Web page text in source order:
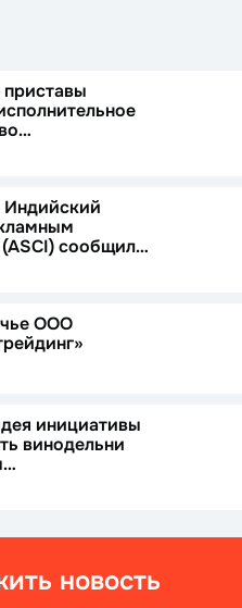
Индийский
сообщил…
ООО
инициативы
винодельни
новость